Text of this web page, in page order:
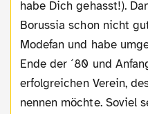
habe Dich gehasst!).
Borussia schon nicht
Modefan und habe
Ende der ´80 und
erfolgreichen Verein,
nennen möchte. Soviel